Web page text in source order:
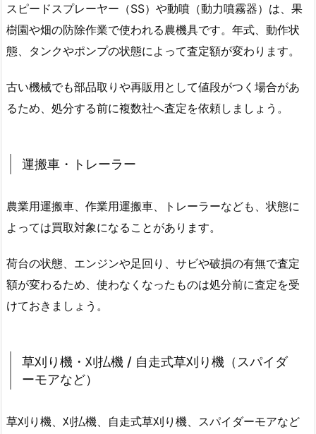
スピードスプレーヤー（SS）や動噴（動力噴霧器）は、果
樹園や畑の防除作業で使われる農機具です。年式、動作状
態、タンクやポンプの状態によって査定額が変わります。
古い機械でも部品取りや再販用として値段がつく場合があ
るため、処分する前に複数社へ査定を依頼しましょう。
運搬車・トレーラー
農業用運搬車、作業用運搬車、トレーラーなども、状態に
よっては買取対象になることがあります。
荷台の状態、エンジンや足回り、サビや破損の有無で査定
額が変わるため、使わなくなったものは処分前に査定を受
けておきましょう。
草刈り機・刈払機 / 自走式草刈り機（スパイダ
ーモアなど）
草刈り機、刈払機、自走式草刈り機、スパイダーモアなど